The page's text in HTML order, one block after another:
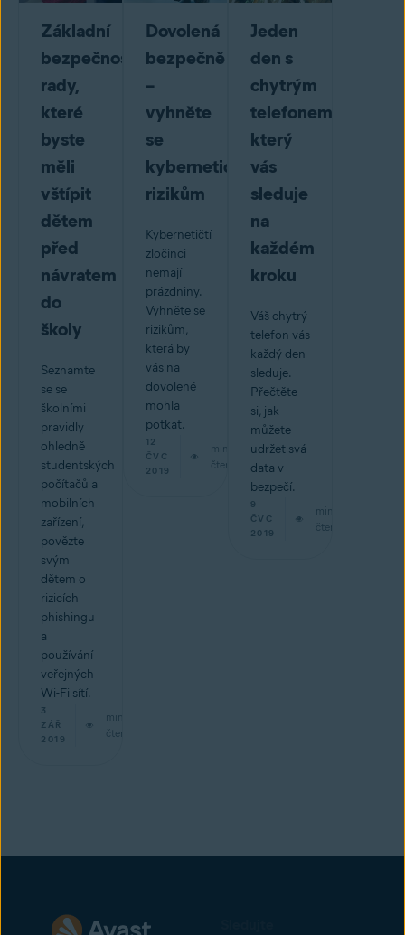
Základní
bezpečnostní
rady,
které
byste
měli
vštípit
dětem
před
návratem
do
školy
Seznamte
se se
školními
pravidly
ohledně
studentských
počítačů a
mobilních
zařízení,
povězte
svým
dětem o
rizicích
phishingu
a
používání
veřejných
Wi-Fi sítí.
3
ZÁŘ
2019
min
čtení
Dovolená
bezpečně
–
vyhněte
se
kybernetickým
rizikům
Kybernetičtí
zločinci
nemají
prázdniny.
Vyhněte se
rizikům,
která by
vás na
dovolené
mohla
potkat.
12
ČVC
2019
min
čtení
Jeden
den s
chytrým
telefonem,
který
vás
sleduje
na
každém
kroku
Váš chytrý
telefon vás
každý den
sleduje.
Přečtěte
si, jak
můžete
udržet svá
data v
bezpečí.
9
ČVC
2019
min
čtení